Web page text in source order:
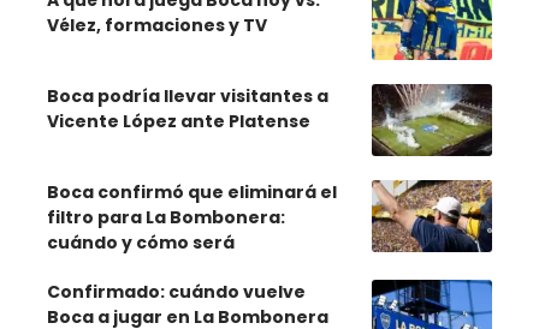
Vélez, formaciones y TV
Boca podría llevar visitantes a
Vicente López ante Platense
Boca confirmó que eliminará el
filtro para La Bombonera:
cuándo y cómo será
Confirmado: cuándo vuelve
Boca a jugar en La Bombonera